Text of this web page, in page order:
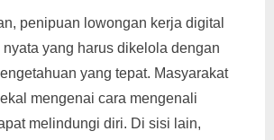
penipuan lowongan kerja digital
yang harus dikelola dengan
yang tepat. Masyarakat
mengenai cara mengenali
melindungi diri. Di sisi lain,